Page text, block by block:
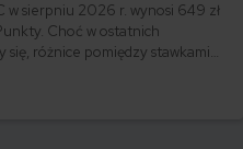
w sierpniu 2026 r. wynosi 649 zł
Choć w ostatnich
się, różnice pomiędzy stawkami
znaleźć najtańsze OC w Polsce